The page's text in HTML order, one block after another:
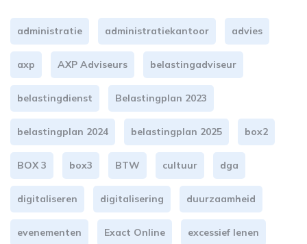
administratie administratiekantoor advies
axp AXP Adviseurs belastingadviseur
belastingdienst Belastingplan 2023
belastingplan 2024 belastingplan 2025 box2
BOX 3 box3 BTW cultuur dga
digitaliseren digitalisering duurzaamheid
evenementen Exact Online excessief lenen